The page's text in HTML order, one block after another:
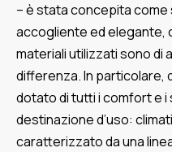
– è stata concepita
accogliente ed elegante,
materiali utilizzati sono di
differenza. In
dotato di tutti i comfort e i
destinazione d’uso:
caratterizzato da una